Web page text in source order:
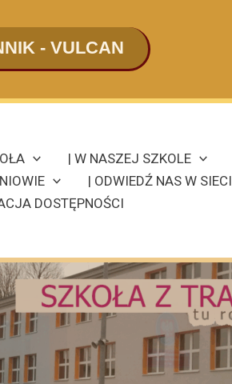
- VULCAN
| W NASZEJ SZKOLE
| ODWIEDŹ NAS W SIECI
DOSTĘPNOŚCI